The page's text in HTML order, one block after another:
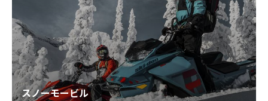
スノーモービル